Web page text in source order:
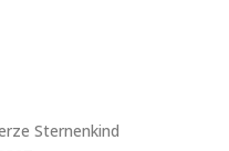
Sternenkind